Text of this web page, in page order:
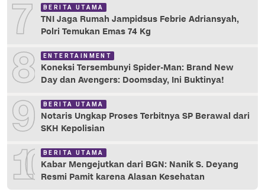
7 BERITA UTAMA
TNI Jaga Rumah Jampidsus Febrie Adriansyah,
Polri Temukan Emas 74 Kg
8 ENTERTAINMENT
Koneksi Tersembunyi Spider-Man: Brand New
Day dan Avengers: Doomsday, Ini Buktinya!
9 BERITA UTAMA
Notaris Ungkap Proses Terbitnya SP Berawal dari
SKH Kepolisian
10 BERITA UTAMA
Kabar Mengejutkan dari BGN: Nanik S. Deyang
Resmi Pamit karena Alasan Kesehatan